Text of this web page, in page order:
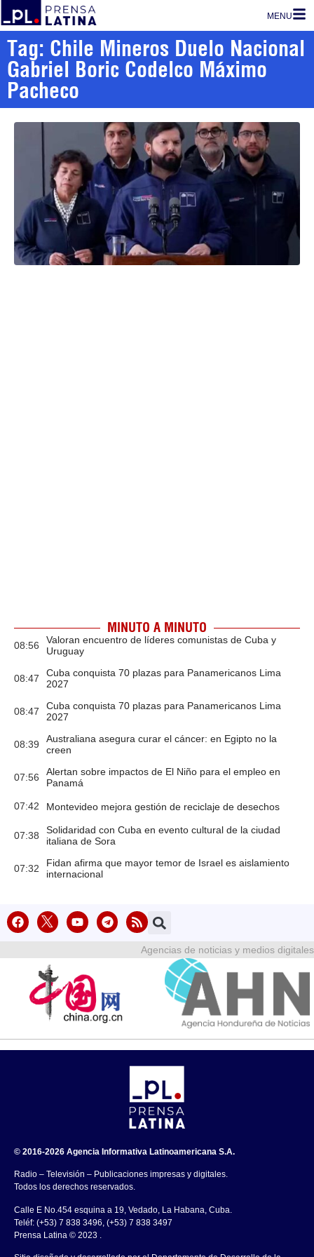
MENU
Tag: Chile Mineros Duelo Nacional
Gabriel Boric Codelco Máximo
Pacheco
MINUTO A MINUTO
08:56
Valoran encuentro de líderes comunistas de Cuba y
Uruguay
08:47
Cuba conquista 70 plazas para Panamericanos Lima
2027
08:47
Cuba conquista 70 plazas para Panamericanos Lima
2027
08:39
Australiana asegura curar el cáncer: en Egipto no la
creen
07:56
Alertan sobre impactos de El Niño para el empleo en
Panamá
07:42 Montevideo mejora gestión de reciclaje de desechos
07:38
Solidaridad con Cuba en evento cultural de la ciudad
italiana de Sora
07:32
Fidan afirma que mayor temor de Israel es aislamiento
internacional
Agencias de noticias y medios digitales
© 2016-2026 Agencia Informativa Latinoamericana S.A.
Radio – Televisión – Publicaciones impresas y digitales.
Todos los derechos reservados.
Calle E No.454 esquina a 19, Vedado, La Habana, Cuba.
Teléf: (+53) 7 838 3496, (+53) 7 838 3497
Prensa Latina © 2023 .